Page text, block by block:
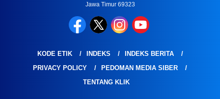
Jawa Timur 69323
KODE ETIK INDEKS
INDEKS BERITA
PRIVACY POLICY
PEDOMAN MEDIA SIBER
TENTANG KLIK